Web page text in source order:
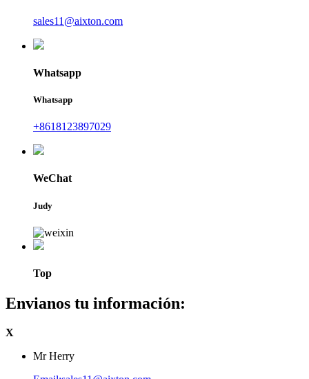
sales11@aixton.com
Whatsapp
Whatsapp
+8618123897029
WeChat
Judy
Top
Envianos tu información:
X
Mr Herry